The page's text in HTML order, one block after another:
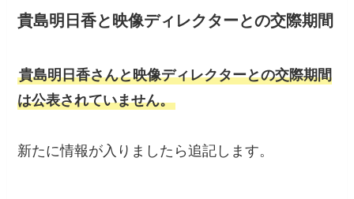
貴島明日香と映像ディレクターとの交際期間
貴島明日香さんと映像ディレクターとの交際期間
は公表されていません。
新たに情報が入りましたら追記します。